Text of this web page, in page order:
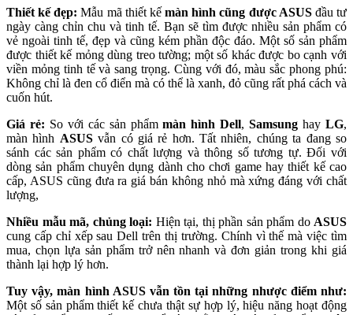
Thiết kế đẹp: Mẫu mã thiết kếmàn hình cũng được ASUSđầu tư
ngày càng chỉn chu và tinh tế. Bạn sẽ tìm được nhiều sản phẩm có
vẻ ngoài tinh tế, đẹp và cũng kém phần độc đáo. Một số sản phẩm
được thiết kế mỏng dùng treo tường; một số khác được bo cạnh với
viền mỏng tinh tế và sang trọng. Cùng với đó, màu sắc phong phú:
Không chỉ là đen cổ điển mà có thể là xanh, đỏ cũng rất phá cách và
cuốn hút.
Giá rẻ: So với các sản phẩmmàn hình Dell,Samsung hay LG,
màn hình ASUSvẫn có giá rẻ hơn. Tất nhiên, chúng ta đang so
sánh các sản phẩm có chất lượng và thông số tương tự. Đối với
dòng sản phẩm chuyên dụng dành cho chơi game hay thiết kế cao
cấp, ASUS cũng đưa ra giá bán không nhỏ mà xứng đáng với chất
lượng,
Nhiều mẫu mã, chủng loại: Hiện tại, thị phần sản phẩm do ASUS
cung cấp chỉ xếp sau Dell trên thị trường. Chính vì thế mà việc tìm
mua, chọn lựa sản phẩm trở nên nhanh và đơn giản trong khi giá
thành lại hợp lý hơn.
Tuy vậy, màn hình ASUS vẫn tồn tại những nhược điểm như:
Một số sản phẩm thiết kế chưa thật sự hợp lý, hiệu năng hoạt động